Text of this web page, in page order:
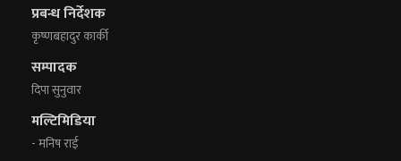
प्रबन्ध निर्देशक
कृष्णबहादुर कार्की
सम्पादक
दिपा सुनुवार
मल्टिमिडिया
- मनिष राई